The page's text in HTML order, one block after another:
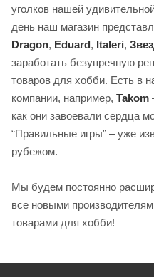
уголков нашей
день наш магазин
Dragon, Eduard, Italeri,
заработать безупречную
товаров для хобби. Есть в
компании, например, Takom
как они завоевали сердца
“Правильные игры” – уже
рубежом.
Мы будем постоянно
все новыми
товарами для хобби!